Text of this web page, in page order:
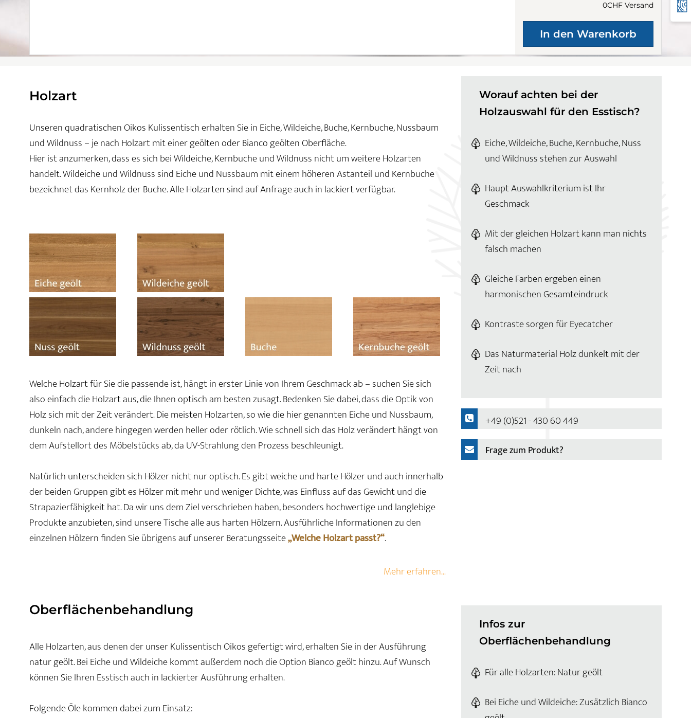
0CHF Versand
Holzart
Unseren quadratischen Oikos Kulissentisch erhalten Sie in Eiche, Wildeiche, Buche, Kernbuche, Nussbaum
und Wildnuss – je nach Holzart mit einer geölten oder Bianco geölten Oberfläche.
Hier ist anzumerken, dass es sich bei Wildeiche, Kernbuche und Wildnuss nicht um weitere Holzarten
handelt. Wildeiche und Wildnuss sind Eiche und Nussbaum mit einem höheren Astanteil und Kernbuche
bezeichnet das Kernholz der Buche. Alle Holzarten sind auf Anfrage auch in lackiert verfügbar.
Welche Holzart für Sie die passende ist, hängt in erster Linie von Ihrem Geschmack ab – suchen Sie sich
also einfach die Holzart aus, die Ihnen optisch am besten zusagt. Bedenken Sie dabei, dass die Optik von
Holz sich mit der Zeit verändert. Die meisten Holzarten, so wie die hier genannten Eiche und Nussbaum,
dunkeln nach, andere hingegen werden heller oder rötlich. Wie schnell sich das Holz verändert hängt von
dem Aufstellort des Möbelstücks ab, da UV-Strahlung den Prozess beschleunigt.
Natürlich unterscheiden sich Hölzer nicht nur optisch. Es gibt weiche und harte Hölzer und auch innerhalb
der beiden Gruppen gibt es Hölzer mit mehr und weniger Dichte, was Einfluss auf das Gewicht und die
Strapazierfähigkeit hat. Da wir uns dem Ziel verschrieben haben, besonders hochwertige und langlebige
Produkte anzubieten, sind unsere Tische alle aus harten Hölzern. Ausführliche Informationen zu den
einzelnen Hölzern finden Sie übrigens auf unserer Beratungsseite„Welche Holzart passt?“.
Mehr erfahren...
Worauf achten bei der
Holzauswahl für den Esstisch?
Eiche, Wildeiche, Buche, Kernbuche, Nuss
und Wildnuss stehen zur Auswahl
Haupt Auswahlkriterium ist Ihr
Geschmack
Mit der gleichen Holzart kann man nichts
falsch machen
Gleiche Farben ergeben einen
harmonischen Gesamteindruck
Kontraste sorgen für Eyecatcher
Das Naturmaterial Holz dunkelt mit der
Zeit nach
+49 (0)521 - 430 60 449
Frage zum Produkt?
Oberflächenbehandlung
Alle Holzarten, aus denen der unser Kulissentisch Oikos gefertigt wird, erhalten Sie in der Ausführung
natur geölt. Bei Eiche und Wildeiche kommt außerdem noch die Option Bianco geölt hinzu. Auf Wunsch
können Sie Ihren Esstisch auch in lackierter Ausführung erhalten.
Folgende Öle kommen dabei zum Einsatz:
Infos zur
Oberflächenbehandlung
Für alle Holzarten: Natur geölt
Bei Eiche und Wildeiche: Zusätzlich Bianco